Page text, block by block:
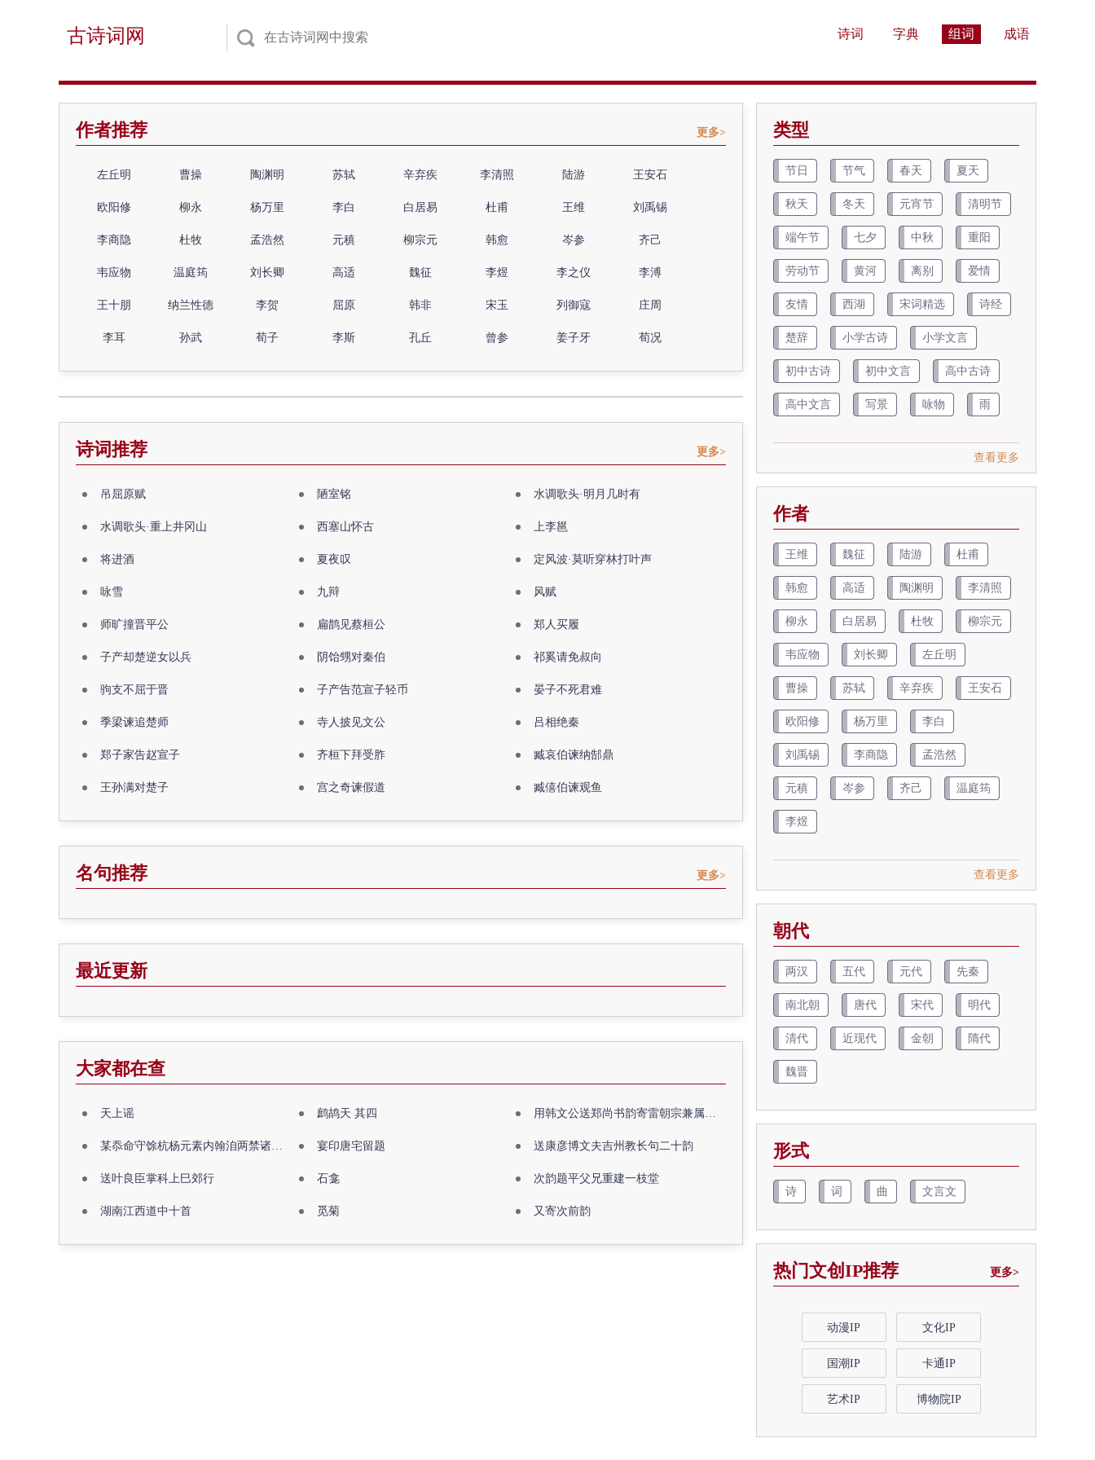
古诗词网 诗词 字典 组词 成语
作者推荐 更多>
左丘明 曹操 陶渊明 苏轼 辛弃疾 李清照 陆游 王安石
欧阳修 柳永 杨万里 李白 白居易 杜甫 王维 刘禹锡
李商隐 杜牧 孟浩然 元稹 柳宗元 韩愈 岑参 齐己
韦应物 温庭筠 刘长卿 高适 魏征 李煜 李之仪 李溥
王十朋 纳兰性德 李贺 屈原 韩非 宋玉 列御寇 庄周
李耳 孙武 荀子 李斯 孔丘 曾参 姜子牙 荀况
诗词推荐 更多>
吊屈原赋 陋室铭 水调歌头·明月几时有
水调歌头·重上井冈山 西塞山怀古 上李邕
将进酒 夏夜叹 定风波·莫听穿林打叶声
咏雪 九辩 风赋
师旷撞晋平公 扁鹊见蔡桓公 郑人买履
子产却楚逆女以兵 阴饴甥对秦伯 祁奚请免叔向
驹支不屈于晋 子产告范宣子轻币 晏子不死君难
季梁谏追楚师 寺人披见文公 吕相绝秦
郑子家告赵宣子 齐桓下拜受胙 臧哀伯谏纳郜鼎
王孙满对楚子 宫之奇谏假道 臧僖伯谏观鱼
名句推荐 更多>
最近更新
大家都在查
天上谣 鹧鸪天 其四 用韩文公送郑尚书韵寄雷朝宗兼属欧阳全真
某忝命守馀杭杨元素内翰洎两禁诸公出祖佛寺 宴印唐宅留题 送康彦博文夫吉州教长句二十韵
送叶良臣掌科上巳郊行 石龛 次韵题平父兄重建一枝堂
湖南江西道中十首 觅菊 又寄次前韵
类型
节日 节气 春天 夏天
秋天 冬天 元宵节 清明节
端午节 七夕 中秋 重阳
劳动节 黄河 离别 爱情
友情 西湖 宋词精选 诗经
楚辞 小学古诗 小学文言
初中古诗 初中文言 高中古诗
高中文言 写景 咏物 雨
查看更多
作者
王维 魏征 陆游 杜甫
韩愈 高适 陶渊明 李清照
柳永 白居易 杜牧 柳宗元
韦应物 刘长卿 左丘明
曹操 苏轼 辛弃疾 王安石
欧阳修 杨万里 李白
刘禹锡 李商隐 孟浩然
元稹 岑参 齐己 温庭筠
李煜
查看更多
朝代
两汉 五代 元代 先秦
南北朝 唐代 宋代 明代
清代 近现代 金朝 隋代
魏晋
形式
诗 词 曲 文言文
热门文创IP推荐 更多>
动漫IP 文化IP
国潮IP 卡通IP
艺术IP 博物院IP